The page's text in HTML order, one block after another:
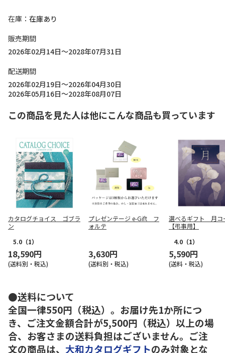
在庫
在庫あり
販売期間
2026年02月14日～2028年07月31日
配送期間
2026年02月19日～2026年04月30日
2026年05月16日～2028年08月07日
この商品を見た人は他にこんな商品も買っています
カタログチョイス ゴブラ
ン
5.0 （1）
18,590円
(送料別・税込)
プレゼンテージ e-Gift フ
ォルテ
3,630円
(送料別・税込)
選べるギフト 月コ
【弔事用】
4.0 （1）
5,590円
(送料・税込)
●送料について
全国一律550円（税込）。お届け先1か所につ
き、ご注文金額合計が5,500円（税込）以上の場
合、お客さまの送料負担はございません。ご注
文の商品は、 大和カタログギフトのみ対象とな